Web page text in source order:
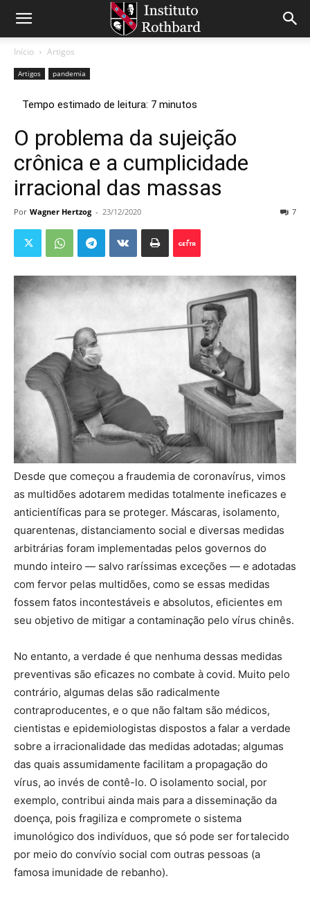
Início Artigos
Artigos pandemia
O problema da sujeição
crônica e a cumplicidade
irracional das massas
Por Wagner Hertzog - 23/12/2020 7
Desde que começou a fraudemia de coronavírus, vimos
as multidões adotarem medidas totalmente ineficazes e
anticientíficas para se proteger. Máscaras, isolamento,
quarentenas, distanciamento social e diversas medidas
arbitrárias foram implementadas pelos governos do
mundo inteiro — salvo raríssimas exceções — e adotadas
com fervor pelas multidões, como se essas medidas
fossem fatos incontestáveis e absolutos, eficientes em
seu objetivo de mitigar a contaminação pelo vírus chinês.
No entanto, a verdade é que nenhuma dessas medidas
preventivas são eficazes no combate à covid. Muito pelo
contrário, algumas delas são radicalmente
contraproducentes, e o que não faltam são médicos,
cientistas e epidemiologistas dispostos a falar a verdade
sobre a irracionalidade das medidas adotadas; algumas
das quais assumidamente facilitam a propagação do
vírus, ao invés de contê-lo. O isolamento social, por
exemplo, contribui ainda mais para a disseminação da
doença, pois fragiliza e compromete o sistema
imunológico dos indivíduos, que só pode ser fortalecido
por meio do convívio social com outras pessoas (a
famosa imunidade de rebanho).